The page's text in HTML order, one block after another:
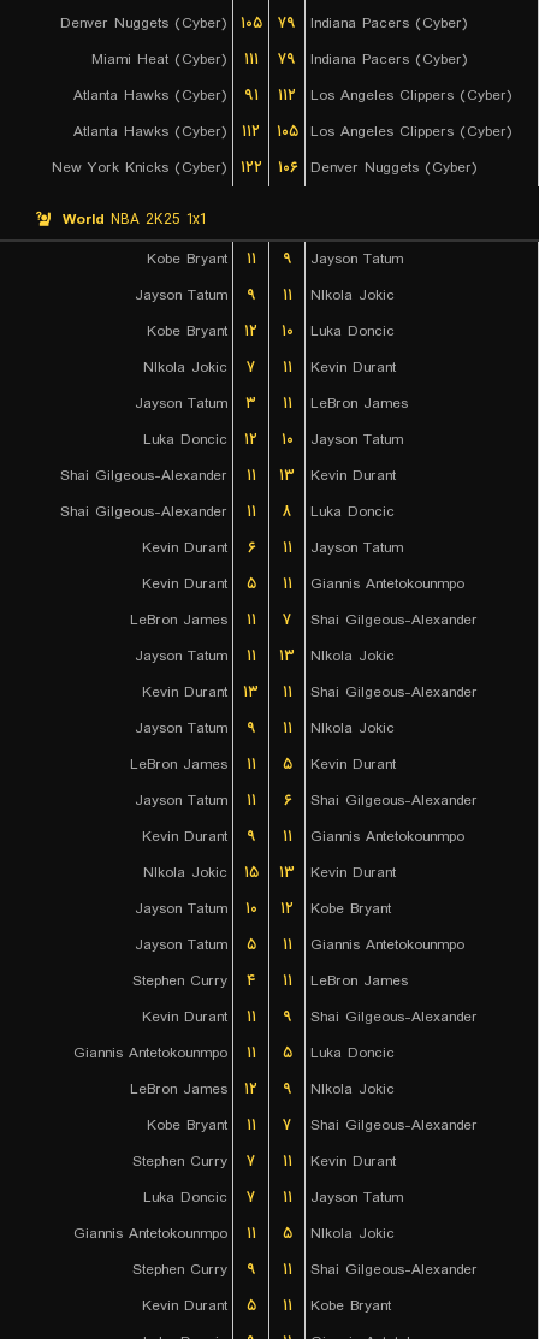
Denver Nuggets (Cyber)
۱۰۵ ۷۹
Indiana Pacers (Cyber)
Miami Heat (Cyber)
۱۱۱ ۷۹
Indiana Pacers (Cyber)
Atlanta Hawks (Cyber)
۹۱ ۱۱۲
Los Angeles Clippers (Cyber)
Atlanta Hawks (Cyber)
۱۱۲ ۱۰۵
Los Angeles Clippers (Cyber)
New York Knicks (Cyber)
۱۲۲ ۱۰۶ Denver Nuggets (Cyber)
World NBA 2K25 1x1
Kobe Bryant
۱۱ ۹
Jayson Tatum
Jayson Tatum
۹ ۱۱
NIkola Jokic
Kobe Bryant
۱۲ ۱۰
Luka Doncic
NIkola Jokic
۷ ۱۱
Kevin Durant
Jayson Tatum
۳ ۱۱
LeBron James
Luka Doncic
۱۲ ۱۰
Jayson Tatum
Shai Gilgeous-Alexander
۱۱ ۱۳
Kevin Durant
Shai Gilgeous-Alexander
۱۱ ۸
Luka Doncic
Kevin Durant
۶ ۱۱
Jayson Tatum
Kevin Durant
۵ ۱۱
Giannis Antetokounmpo
LeBron James
۱۱ ۷
Shai Gilgeous-Alexander
Jayson Tatum
۱۱ ۱۳
NIkola Jokic
Kevin Durant
۱۳ ۱۱
Shai Gilgeous-Alexander
Jayson Tatum
۹ ۱۱
NIkola Jokic
LeBron James
۱۱ ۵
Kevin Durant
Jayson Tatum
۱۱ ۶
Shai Gilgeous-Alexander
Kevin Durant
۹ ۱۱
Giannis Antetokounmpo
NIkola Jokic
۱۵ ۱۳
Kevin Durant
Jayson Tatum
۱۰ ۱۲
Kobe Bryant
Jayson Tatum
۵ ۱۱
Giannis Antetokounmpo
Stephen Curry
۴ ۱۱
LeBron James
Kevin Durant
۱۱ ۹
Shai Gilgeous-Alexander
Giannis Antetokounmpo
۱۱ ۵
Luka Doncic
LeBron James
۱۲ ۹
NIkola Jokic
Kobe Bryant
۱۱ ۷
Shai Gilgeous-Alexander
Stephen Curry
۷ ۱۱
Kevin Durant
Luka Doncic
۷ ۱۱
Jayson Tatum
Giannis Antetokounmpo
۱۱ ۵
NIkola Jokic
Stephen Curry
۹ ۱۱
Shai Gilgeous-Alexander
Kevin Durant
۵ ۱۱
Kobe Bryant